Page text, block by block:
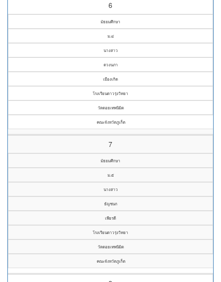
6
มัธยมศึกษา
ม.๔
นางสาว
ดวงนภา
เมืองเกิด
โรงเรียนดาวรุ่งวิทยา
วัดดอยเทพนิมิต
คณะจังหวัดภูเก็ต
7
มัธยมศึกษา
ม.๕
นางสาว
ธัญชนก
เพียรดี
โรงเรียนดาวรุ่งวิทยา
วัดดอยเทพนิมิต
คณะจังหวัดภูเก็ต